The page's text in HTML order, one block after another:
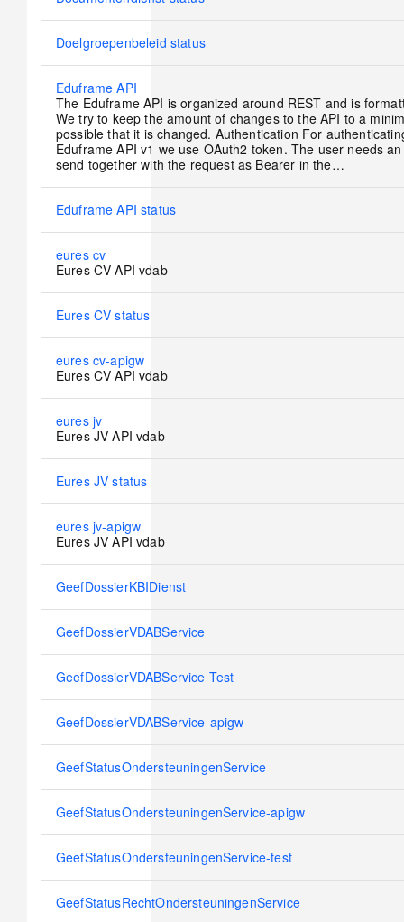
No
Doelgroepenbeleid status
No
new
posts
Eduframe API
The Eduframe API is organized around REST and is
We try to keep the amount of changes to the API to a
possible that it is changed. Authentication For
Eduframe API v1 we use OAuth2 token. The user needs
send together with the request as Bearer in the…
No
Eduframe API status
No
new
eures cv
Eures CV API vdab
No
Eures CV status
No
new
eures cv-apigw
Eures CV API vdab
No
new
eures jv
Eures JV API vdab
No
Eures JV status
No
new
eures jv-apigw
Eures JV API vdab
No
GeefDossierKBIDienst
No
GeefDossierVDABService
No
GeefDossierVDABService Test
No
GeefDossierVDABService-apigw
No
GeefStatusOndersteuningenService
No
GeefStatusOndersteuningenService-apigw
No
GeefStatusOndersteuningenService-test
No
GeefStatusRechtOndersteuningenService